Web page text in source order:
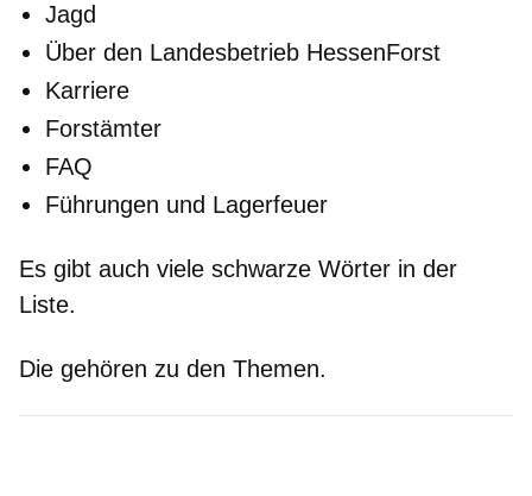
Jagd
Über den Landesbetrieb HessenForst
Karriere
Forstämter
FAQ
Führungen und Lagerfeuer
Es gibt auch viele schwarze Wörter in der
Liste.
Die gehören zu den Themen.